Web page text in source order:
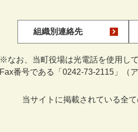
組織別連絡先
※なお、当町役場は光電話を使用し
Fax番号である「0242-73-2115」（
当サイトに掲載されている全